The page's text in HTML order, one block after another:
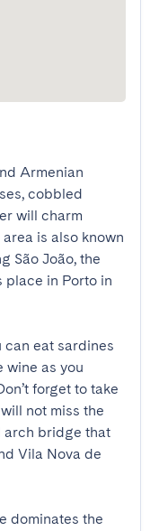
Armenian
cobbled
will charm
is also known
São João, the
in Porto in
can eat sardines
wine as you
forget to take
not miss the
arch bridge that
Vila Nova de
dominates the